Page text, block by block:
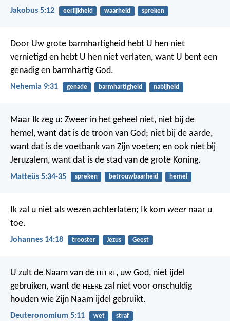
Jakobus 5:12 eerlijkheid waarheid spreken
Door Uw grote barmhartigheid hebt U hen niet
vernietigd en hebt U hen niet verlaten, want U bent een
genadig en barmhartig God.
Nehemia 9:31 genade barmhartigheid nabijheid
Maar Ik zeg u: Zweer in het geheel niet, niet bij de
hemel, want dat is de troon van God; niet bij de aarde,
want dat is de voetbank van Zijn voeten; en ook niet bij
Jeruzalem, want dat is de stad van de grote Koning.
Matteüs 5:34-35 spreken betrouwbaarheid hemel
Ik zal u niet als wezen achterlaten; Ik kom weernaar u
toe.
Johannes 14:18 trooster Jezus Geest
U zult de Naam van de HEERE, uw God, niet ijdel
gebruiken, want de HEERE zal niet voor onschuldig
houden wie Zijn Naam ijdel gebruikt.
Deuteronomium 5:11 wet straf